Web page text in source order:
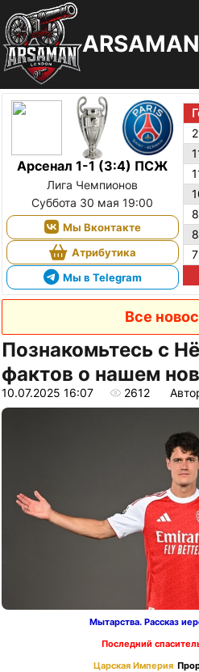
ARSAMAN
Арсенал 1-1 (3:4) ПСЖ
Лига Чемпионов
Суббота 30 мая 19:00
Мы Вконтакте
Атрибутика
Мы в Telegram
8
8
7
Все
Познакомьтесь с
фактов о нашем
10.07.2025 16:07 2612
Мытарства. Рассказ
Последний
Царская Империя